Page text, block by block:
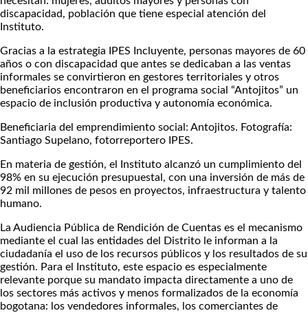
discapacidad, población que tiene especial atención del
Instituto.
Gracias a la estrategia IPES Incluyente, personas mayores de 60
años o con discapacidad que antes se dedicaban a las ventas
informales se convirtieron en gestores territoriales y otros
beneficiarios encontraron en el programa social “Antojitos” un
espacio de inclusión productiva y autonomía económica.
Beneficiaria del emprendimiento social: Antojitos. Fotografía:
Santiago Supelano, fotorreportero IPES.
En materia de gestión, el Instituto alcanzó un cumplimiento del
98% en su ejecución presupuestal, con una inversión de más de
92 mil millones de pesos en proyectos, infraestructura y talento
humano.
La Audiencia Pública de Rendición de Cuentas es el mecanismo
mediante el cual las entidades del Distrito le informan a la
ciudadanía el uso de los recursos públicos y los resultados de su
gestión. Para el Instituto, este espacio es especialmente
relevante porque su mandato impacta directamente a uno de
los sectores más activos y menos formalizados de la economía
bogotana: los vendedores informales, los comerciantes de